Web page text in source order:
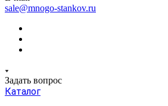
sale@mnogo-stankov.ru
Задать вопрос
Каталог